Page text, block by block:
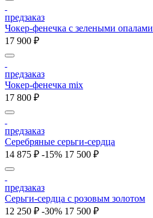
предзаказ
Чокер-фенечка с зелеными опалами
17 900 ₽
предзаказ
Чокер-фенечка mix
17 800 ₽
предзаказ
Серебряные серьги-сердца
14 875 ₽ -15% 17 500 ₽
предзаказ
Серьги-сердца с розовым золотом
12 250 ₽ -30% 17 500 ₽